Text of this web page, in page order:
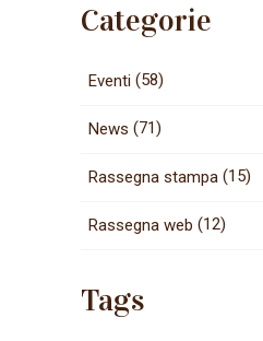
Categorie
Eventi (58)
News (71)
Rassegna stampa (15)
Rassegna web (12)
Tags